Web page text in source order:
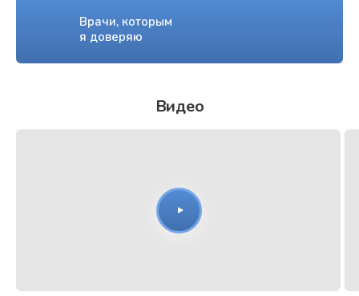
Врачи, которым
я доверяю
Видео